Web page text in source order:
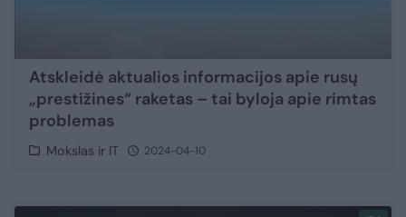
Atskleidė aktualios informacijos apie rusų
„prestižines“ raketas – tai byloja apie rimtas
problemas
Mokslas ir IT 2024-04-10